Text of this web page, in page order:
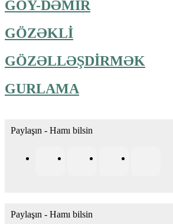
GÖY-DƏMİR
GÖZƏKLİ
GÖZƏLLƏŞDİRMƏK
GURLAMA
Paylaşın - Hamı bilsin
Paylaşın - Hamı bilsin